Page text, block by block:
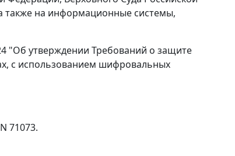
также на информационные системы,
"Об утверждении Требований о защите
с использованием шифровальных
71073.